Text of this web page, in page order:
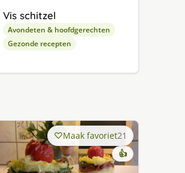
Vis schitzel
Avondeten & hoofdgerechten
Gezonde recepten
Maak favoriet21
👍